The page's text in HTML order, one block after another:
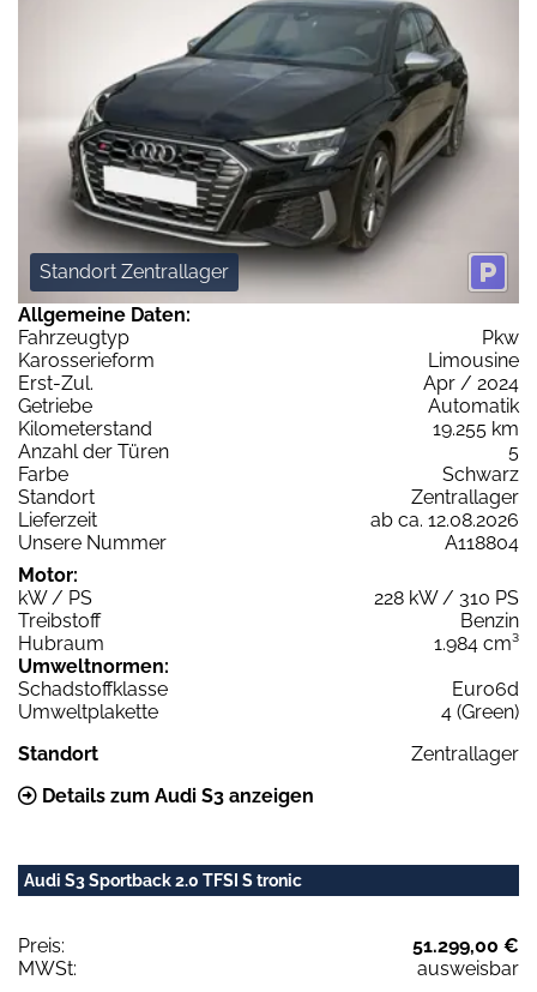
Standort Zentrallager
Allgemeine Daten:
Fahrzeugtyp
Pkw
Karosserieform
Limousine
Erst-Zul.
Apr / 2024
Getriebe
Automatik
Kilometerstand
19.255 km
Anzahl der Türen
5
Farbe
Schwarz
Standort
Zentrallager
Lieferzeit
ab ca. 12.08.2026
Unsere Nummer
A118804
Motor:
kW / PS
228 kW / 310 PS
Treibstoff
Benzin
Hubraum
1.984 cm³
Umweltnormen:
Schadstoffklasse
Euro6d
Umweltplakette
4 (Green)
Standort
Zentrallager
Details zum Audi S3 anzeigen
Audi S3 Sportback 2.0 TFSI S tronic
Preis:
51.299,00 €
MWSt:
ausweisbar